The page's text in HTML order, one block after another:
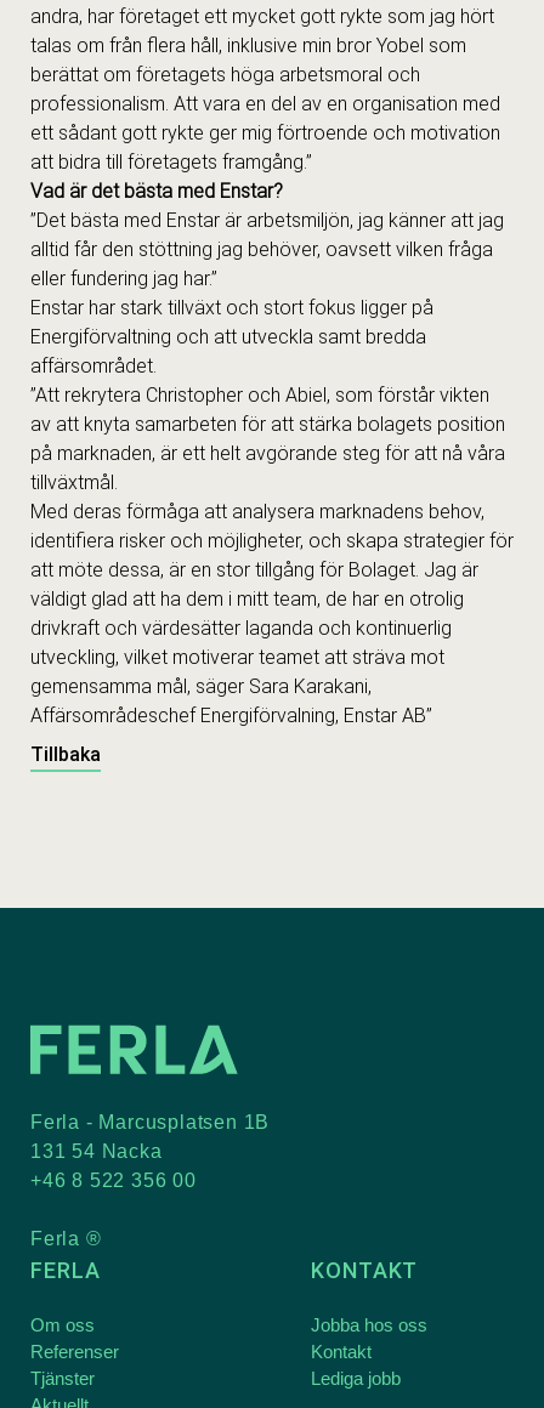
andra, har företaget ett mycket gott rykte som jag hört
talas om från flera håll, inklusive min bror Yobel som
berättat om företagets höga arbetsmoral och
professionalism. Att vara en del av en organisation med
ett sådant gott rykte ger mig förtroende och motivation
att bidra till företagets framgång.”
Vad är det bästa med Enstar?
”Det bästa med Enstar är arbetsmiljön, jag känner att jag
alltid får den stöttning jag behöver, oavsett vilken fråga
eller fundering jag har.”
Enstar har stark tillväxt och stort fokus ligger på
Energiförvaltning och att utveckla samt bredda
affärsområdet.
”Att rekrytera Christopher och Abiel, som förstår vikten
av att knyta samarbeten för att stärka bolagets position
på marknaden, är ett helt avgörande steg för att nå våra
tillväxtmål.
Med deras förmåga att analysera marknadens behov,
identifiera risker och möjligheter, och skapa strategier för
att möte dessa, är en stor tillgång för Bolaget. Jag är
väldigt glad att ha dem i mitt team, de har en otrolig
drivkraft och värdesätter laganda och kontinuerlig
utveckling, vilket motiverar teamet att sträva mot
gemensamma mål, säger Sara Karakani,
Affärsområdeschef Energiförvalning, Enstar AB”
Tillbaka
Ferla - Marcusplatsen 1B
131 54 Nacka
+46 8 522 356 00
Ferla ®
FERLA
Om oss
Referenser
Tjänster
KONTAKT
Jobba hos oss
Kontakt
Lediga jobb